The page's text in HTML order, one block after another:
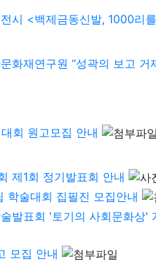
시 <백제금동신발, 1000리
화재연구원 “성곽의 보고 거
회 원고모집 안내
제1회 정기발표회 안내
학술대회 집필진 모집안내
발표회 '토기의 사회문화상'
모집 안내